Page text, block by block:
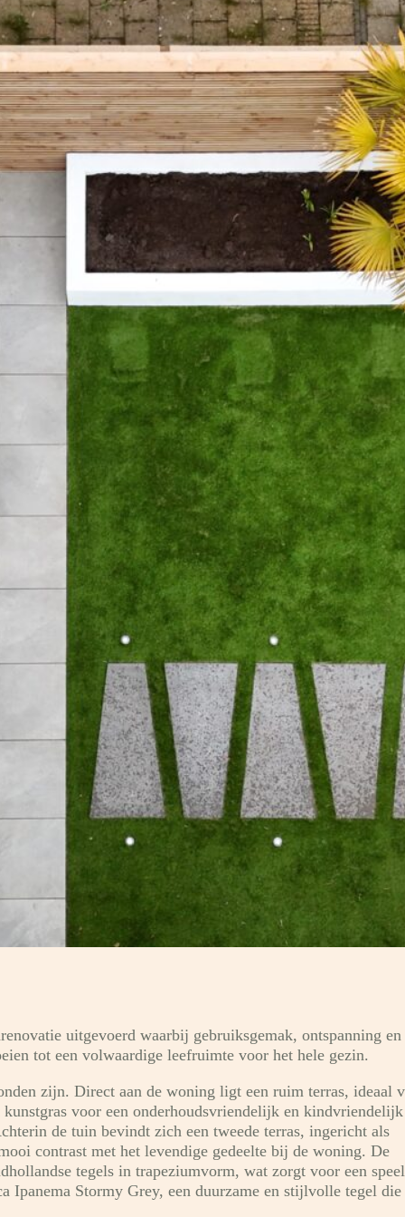
uitgevoerd waarbij gebruiksgemak, ontspanning en
tot een volwaardige leefruimte voor het hele gezin.
zijn. Direct aan de woning ligt een ruim terras, ideaal
voor een onderhoudsvriendelijk en kindvriendelijk
de tuin bevindt zich een tweede terras, ingericht als
contrast met het levendige gedeelte bij de woning. De
tegels in trapeziumvorm, wat zorgt voor een
Ipanema Stormy Grey, een duurzame en stijlvolle tegel die